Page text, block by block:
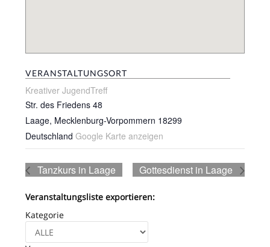
VERANSTALTUNGSORT
Kreativer JugendTreff
Str. des Friedens 48
Laage, Mecklenburg-Vorpommern 18299
Deutschland Google Karte anzeigen
Tanzkurs in Laage Gottesdienst in Laage
Veranstaltungsliste exportieren:
Kategorie